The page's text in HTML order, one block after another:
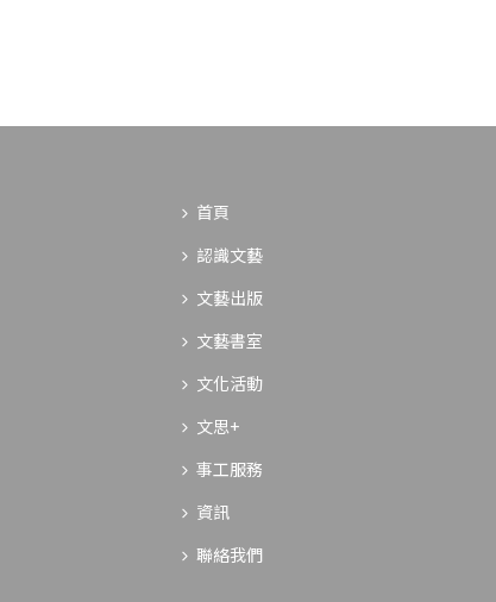
首頁
認識文藝
文藝出版
文藝書室
文化活動
文思+
事工服務
資訊
聯絡我們